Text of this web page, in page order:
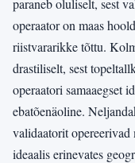
operaator on maas
riistvararikke tõttu.
drastiliselt, sest
operaatori samaaegset
ebatõenäoline.
validaatorit opereerivad
ideaalis erinevates